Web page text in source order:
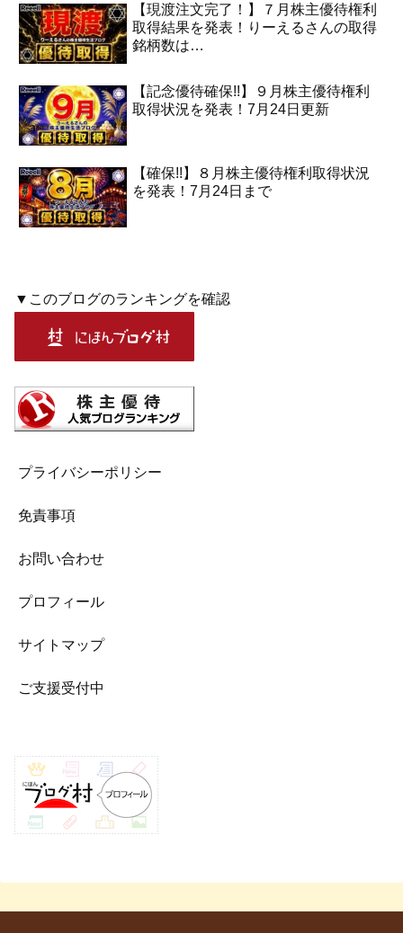
【現渡注文完了！】７月株主優待権利
取得結果を発表！りーえるさんの取得
銘柄数は…
【記念優待確保!!】９月株主優待権利
取得状況を発表！7月24日更新
【確保!!】８月株主優待権利取得状況
を発表！7月24日まで
▼このブログのランキングを確認
プライバシーポリシー
免責事項
お問い合わせ
プロフィール
サイトマップ
ご支援受付中